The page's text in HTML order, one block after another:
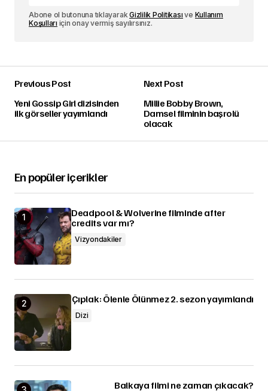
Abone ol butonuna tıklayarakGizlilik Politikası ve Kullanım
Koşulları için onay vermiş sayılırsınız.
Previous Post
Yeni Gossip Girl dizisinden
ilk görseller yayımlandı
Next Post
Millie Bobby Brown,
Damsel filminin başrolü
olacak
En popüler içerikler
Deadpool & Wolverine filminde after
credits var mı?
Vizyondakiler
Çıplak: Ölenle Ölünmez 2. sezon yayımlandı
Dizi
Balkaya filmi ne zaman çıkacak?